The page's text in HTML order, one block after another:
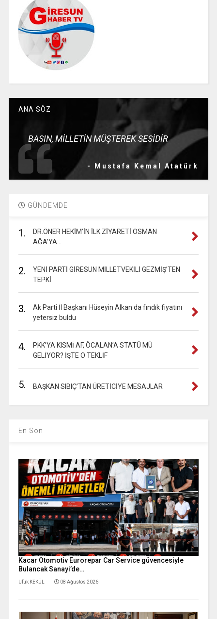
ANA SÖZ
BASIN, MİLLETİN MÜŞTEREK SESİDİR
- Mustafa Kemal Atatürk
GÜNDEMDE
1.
DR.ÖNER HEKİM’İN İLK ZİYARETİ OSMAN
AĞA’YA…
2.
YENİ PARTİ GİRESUN MİLLETVEKİLİ GEZMİŞ’TEN
TEPKİ
3.
Ak Parti İl Başkanı Hüseyin Alkan da fındık fiyatını
yetersiz buldu
4.
PKK’YA KISMİ AF, ÖCALAN’A STATÜ MÜ
GELİYOR? İŞTE O TEKLİF
5. BAŞKAN SIBIÇ’TAN ÜRETİCİYE MESAJLAR
En Son
Kacar Otomotiv Eurorepar Car Service güvencesiyle
Bulancak Sanayi’de…
Ufuk KEKÜL 08 Ağustos 2026